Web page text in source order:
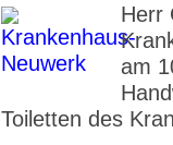
Herr
am
Toiletten des